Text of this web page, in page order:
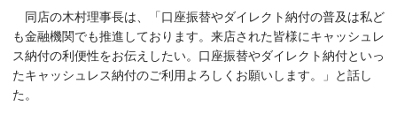
同店の木村理事長は、「口座振替やダイレクト納付の普及は私ど
も金融機関でも推進しております。来店された皆様にキャッシュレ
ス納付の利便性をお伝えしたい。口座振替やダイレクト納付といっ
たキャッシュレス納付のご利用よろしくお願いします。」と話し
た。